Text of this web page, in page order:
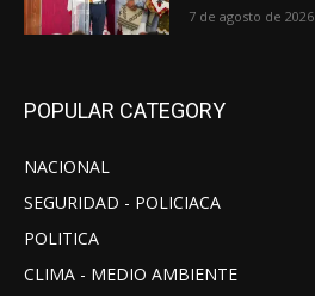
7 de agosto de 2026
POPULAR CATEGORY
NACIONAL
SEGURIDAD - POLICIACA
POLITICA
CLIMA - MEDIO AMBIENTE